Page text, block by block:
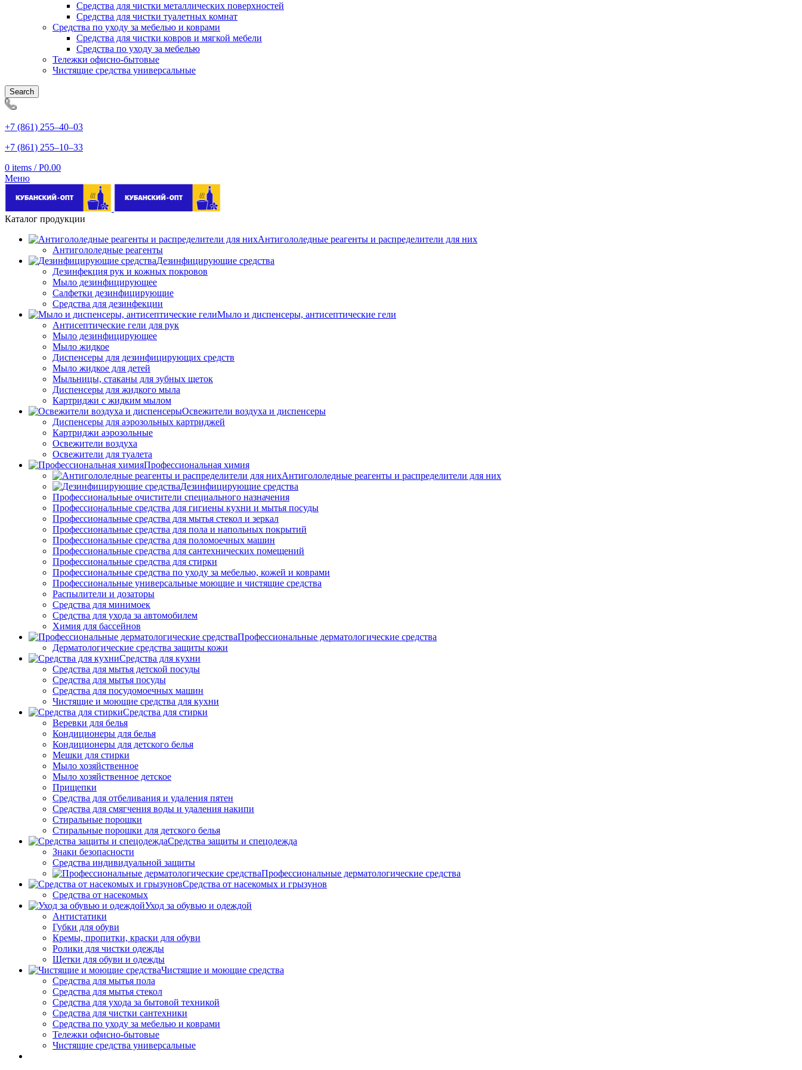
Средства для чистки металлических поверхностей
Средства для чистки туалетных комнат
Средства по уходу за мебелью и коврами
Средства для чистки ковров и мягкой мебели
Средства по уходу за мебелью
Тележки офисно-бытовые
Чистящие средства универсальные
Search
+7 (861) 255‒40‒03
+7 (861) 255‒10‒33
0 items / Р0.00
Меню
Каталог продукции
Антигололедные реагенты и распределители для них
Антигололедные реагенты
Дезинфицирующие средства
Дезинфекция рук и кожных покровов
Мыло дезинфицирующее
Салфетки дезинфицирующие
Средства для дезинфекции
Мыло и диспенсеры, антисептические гели
Антисептические гели для рук
Мыло дезинфицирующее
Мыло жидкое
Диспенсеры для дезинфицирующих средств
Мыло жидкое для детей
Мыльницы, стаканы для зубных щеток
Диспенсеры для жидкого мыла
Картриджи с жидким мылом
Освежители воздуха и диспенсеры
Диспенсеры для аэрозольных картриджей
Картриджи аэрозольные
Освежители воздуха
Освежители для туалета
Профессиональная химия
Антигололедные реагенты и распределители для них
Дезинфицирующие средства
Профессиональные очистители специального назначения
Профессиональные средства для гигиены кухни и мытья посуды
Профессиональные средства для мытья стекол и зеркал
Профессиональные средства для пола и напольных покрытий
Профессиональные средства для поломоечных машин
Профессиональные средства для сантехнических помещений
Профессиональные средства для стирки
Профессиональные средства по уходу за мебелью, кожей и коврами
Профессиональные универсальные моющие и чистящие средства
Распылители и дозаторы
Средства для минимоек
Средства для ухода за автомобилем
Химия для бассейнов
Профессиональные дерматологические средства
Дерматологические средства защиты кожи
Средства для кухни
Средства для мытья детской посуды
Средства для мытья посуды
Средства для посудомоечных машин
Чистящие и моющие средства для кухни
Средства для стирки
Веревки для белья
Кондиционеры для белья
Кондиционеры для детского белья
Мешки для стирки
Мыло хозяйственное
Мыло хозяйственное детское
Прищепки
Средства для отбеливания и удаления пятен
Средства для смягчения воды и удаления накипи
Стиральные порошки
Стиральные порошки для детского белья
Средства защиты и спецодежда
Знаки безопасности
Средства индивидуальной защиты
Профессиональные дерматологические средства
Средства от насекомых и грызунов
Средства от насекомых
Уход за обувью и одеждой
Антистатики
Губки для обуви
Кремы, пропитки, краски для обуви
Ролики для чистки одежды
Щетки для обуви и одежды
Чистящие и моющие средства
Средства для мытья пола
Средства для мытья стекол
Средства для ухода за бытовой техникой
Средства для чистки сантехники
Средства по уходу за мебелью и коврами
Тележки офисно-бытовые
Чистящие средства универсальные